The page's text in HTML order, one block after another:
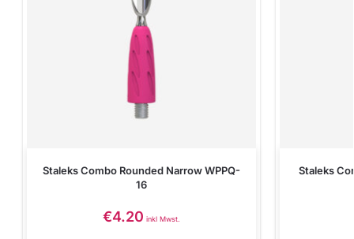
Staleks Combo Rounded Narrow WPPQ-
16
€4.20 inkl Mwst.
Staleks